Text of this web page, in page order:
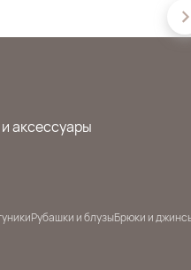
аксессуары
Рубашки и блузыБрюки и